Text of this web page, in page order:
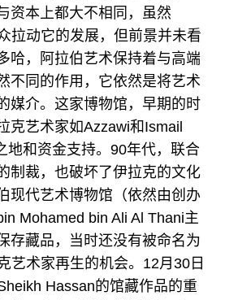
资本上都大不相同，虽然
拉动它的发展，但前景并未看
哈，阿拉伯艺术保持着与高端
不同的作用，它依然是将艺术
媒介。这家博物馆，早期的时
克艺术家如Azzawi和Ismail
地和资金支持。90年代，联合
制裁，也破坏了伊拉克的文化
现代艺术博物馆（依然由创办
Mohamed bin Ali Al Thani主
存藏品，当时还没有被命名为
艺术家再生的机会。12月30日
Hassan的馆藏作品的重